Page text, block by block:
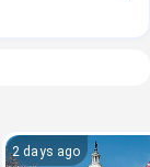
2 days ago